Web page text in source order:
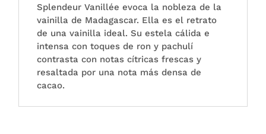
Splendeur Vanillée evoca la nobleza de la
vainilla de Madagascar. Ella es el retrato
de una vainilla ideal. Su estela cálida e
intensa con toques de ron y pachulí
contrasta con notas cítricas frescas y
resaltada por una nota más densa de
cacao.